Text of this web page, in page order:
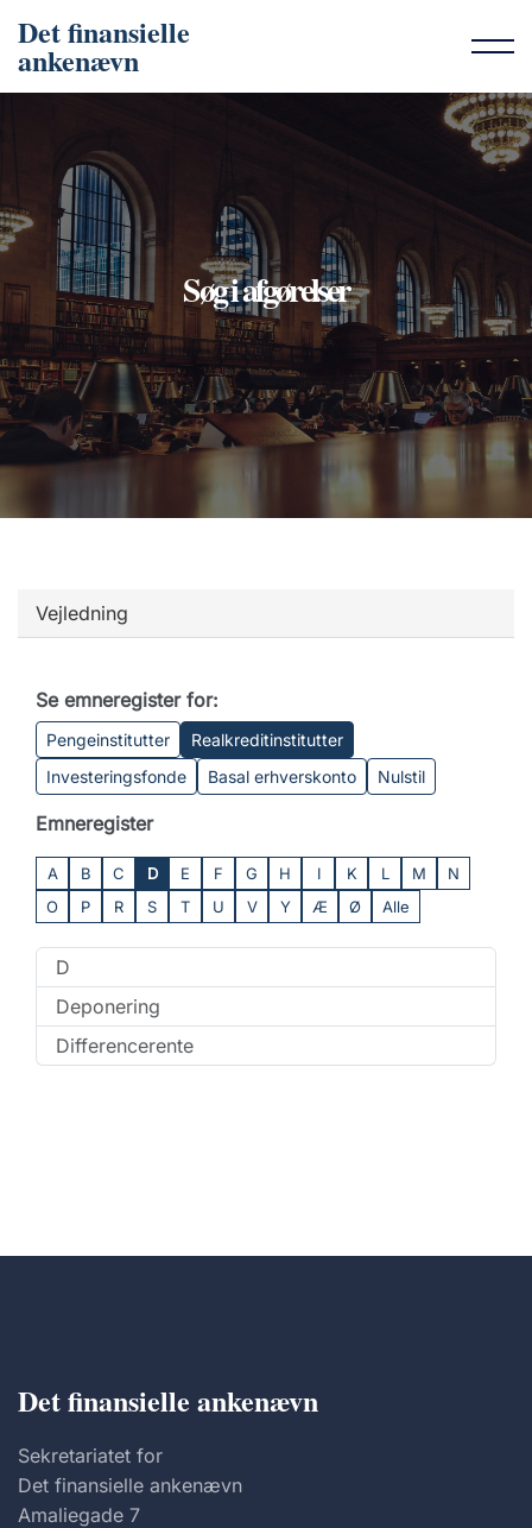
Det finansielle
ankenævn
Søg i afgørelser
Vejledning
Se emneregister for:
Pengeinstitutter
Realkreditinstitutter
Investeringsfonde
Basal erhverskonto Nulstil
Emneregister
A B C D E F G H I K L M
N
O
P R S T U V Y Æ Ø Alle
D
Deponering
Differencerente
Det finansielle ankenævn
Sekretariatet for
Det finansielle ankenævn
Amaliegade 7